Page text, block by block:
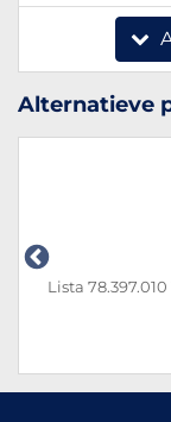
Alternatieve
Lista